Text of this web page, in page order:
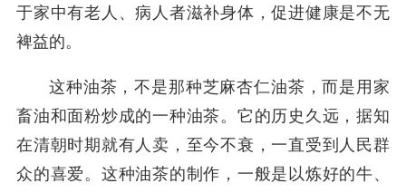
于家中有老人、病人者滋补身体，促进健康是不无
裨益的。
这种油茶，不是那种芝麻杏仁油茶，而是用家
畜油和面粉炒成的一种油茶。它的历史久远，据知
在清朝时期就有人卖，至今不衰，一直受到人民群
众的喜爱。这种油茶的制作，一般是以炼好的牛、